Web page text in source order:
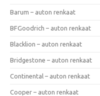
Barum – auton renkaat
BFGoodrich – auton renkaat
Blacklion – auton renkaat
Bridgestone – auton renkaat
Continental – auton renkaat
Cooper – auton renkaat